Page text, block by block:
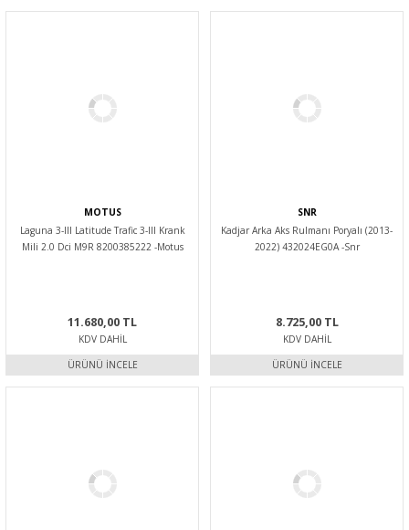
MOTUS
Laguna 3-III Latitude Trafic 3-III Krank
Mili 2.0 Dci M9R 8200385222 -Motus
11.680,00 TL
KDV DAHIL
ÜRÜNÜ İNCELE
SNR
Kadjar Arka Aks Rulmanı Poryalı (2013-
2022) 432024EG0A -Snr
8.725,00 TL
KDV DAHIL
ÜRÜNÜ İNCELE